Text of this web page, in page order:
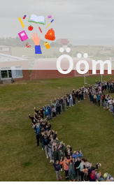
Navigation
überspringen